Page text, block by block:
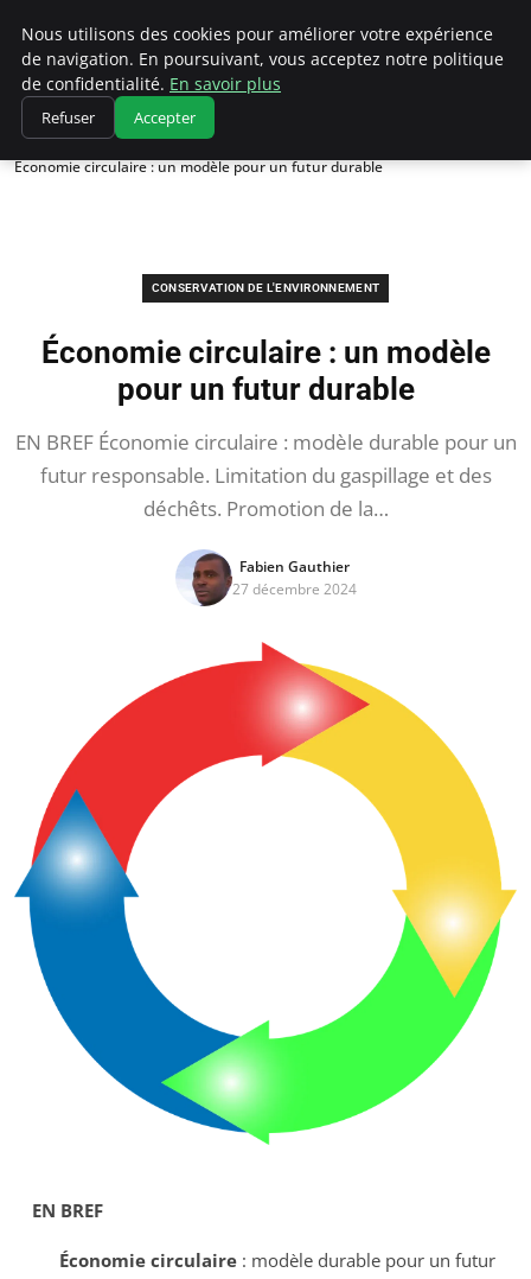
Climatedebtagents
Accueil
Conservation de l'environnement
Économie circulaire : un modèle pour un futur durable
CONSERVATION DE L'ENVIRONNEMENT
Économie circulaire : un modèle
pour un futur durable
EN BREF Économie circulaire : modèle durable pour un
futur responsable. Limitation du gaspillage et des
déchêts. Promotion de la…
Fabien Gauthier
27 décembre 2024
EN BREF
Économie circulaire: modèle durable pour un futur
Nous utilisons des cookies pour améliorer votre expérience
de navigation. En poursuivant, vous acceptez notre politique
de confidentialité. En savoir plus
Refuser Accepter